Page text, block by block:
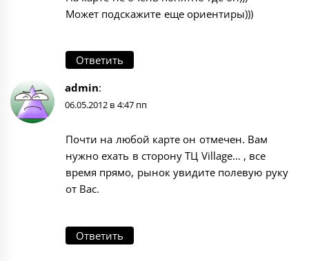
Может подскажите еще ориентиры)))
Ответить
admin:
06.05.2012 в 4:47 пп
Почти на любой карте он отмечен. Вам
нужно ехать в сторону ТЦ Village… , все
время прямо, рынок увидите полевую руку
от Вас.
Ответить